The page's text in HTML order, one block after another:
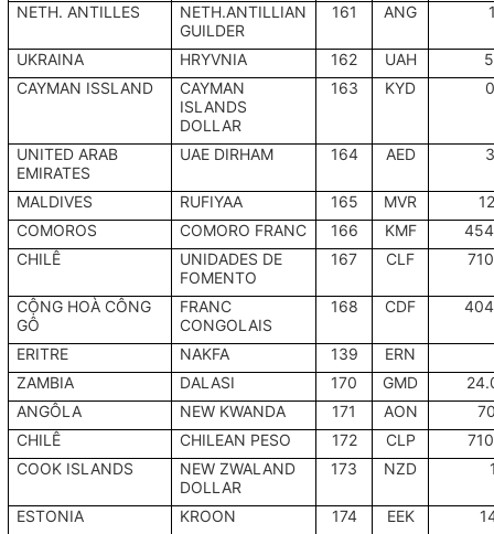
NETH. ANTILLES
NETH.ANTILLIAN
GUILDER
161 ANG
UKRAINA HRYVNIA 162 UAH
CAYMAN ISSLAND
CAYMAN
ISLANDS
DOLLAR
163 KYD
UNITED ARAB
EMIRATES
UAE DIRHAM 164 AED
MALDIVES RUFIYAA 165 MVR
COMOROS
COMORO FRANC 166 KMF
CHILÊ
UNIDADES DE
FOMENTO
167 CLF
CỘNG HOÀ CÔNG
GÔ
FRANC
CONGOLAIS
168 CDF
ERITRE NAKFA 139
ERN
ZAMBIA
DALASI 170 GMD
ANGÔLA
NEW KWANDA 171 AON
CHILÊ
CHILEAN PESO 172 CLP
COOK ISLANDS
NEW ZWALAND
DOLLAR
173 NZD
ESTONIA KROON 174 EEK